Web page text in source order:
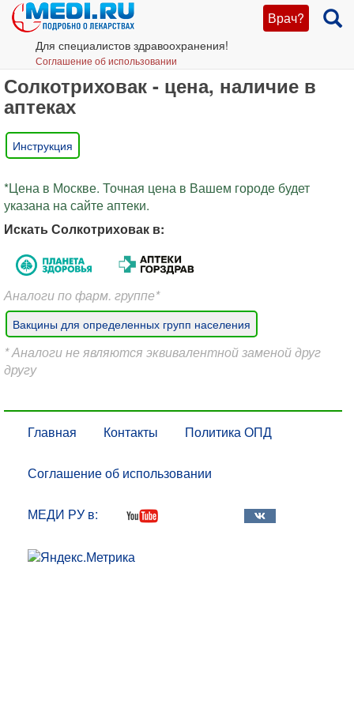
Врач?
Для специалистов здравоохранения!
Соглашение об использовании
Солкотриховак - цена, наличие в
аптеках
Инструкция
*Цена в Москве. Точная цена в Вашем городе будет
указана на сайте аптеки.
Искать Солкотриховак в:
Аналоги по фарм. группе*
Вакцины для определенных групп населения
* Аналоги не являются эквивалентной заменой друг
другу
Главная Контакты Политика ОПД
Соглашение об использовании
МЕДИ РУ в: